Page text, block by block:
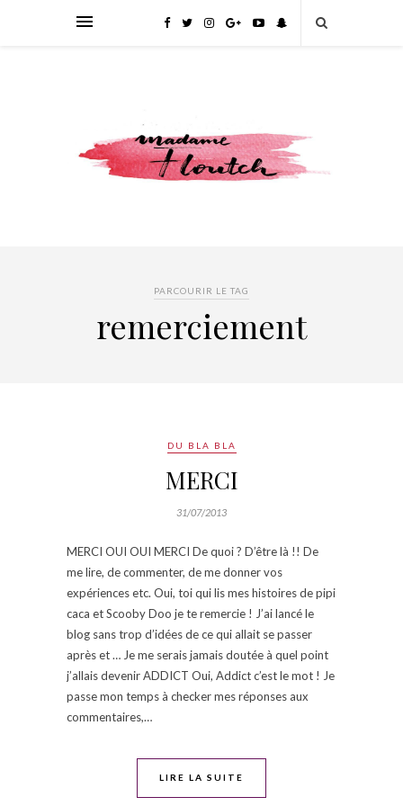
PARCOURIR LE TAG
remerciement
DU BLA BLA
MERCI
31/07/2013
MERCI OUI OUI MERCI De quoi ? D’être là !! De
me lire, de commenter, de me donner vos
expériences etc. Oui, toi qui lis mes histoires de pipi
caca et Scooby Doo je te remercie ! J’ai lancé le
blog sans trop d’idées de ce qui allait se passer
après et … Je me serais jamais doutée à quel point
j’allais devenir ADDICT Oui, Addict c’est le mot ! Je
passe mon temps à checker mes réponses aux
commentaires,…
LIRE LA SUITE